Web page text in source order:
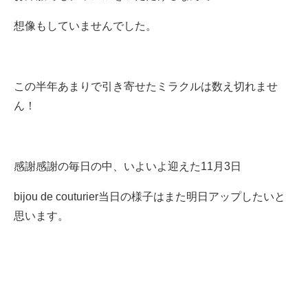
想像もしていませんでした。
この半年あまりで引き寄せたミラクルは数え切れませ
ん！
感謝感謝の毎日の中、いよいよ迎えた11月3日
bijou de couturier当日の様子はまた明日アップしたいと
思います。